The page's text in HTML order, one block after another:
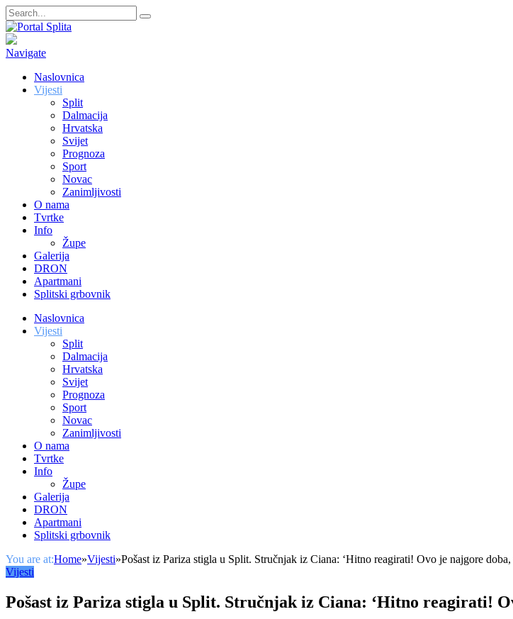
Navigate
Naslovnica
Vijesti
Split
Dalmacija
Hrvatska
Svijet
Prognoza
Sport
Novac
Zanimljivosti
O nama
Tvrtke
Info
Župe
Galerija
DRON
Apartmani
Splitski grbovnik
Naslovnica
Vijesti
Split
Dalmacija
Hrvatska
Svijet
Prognoza
Sport
Novac
Zanimljivosti
O nama
Tvrtke
Info
Župe
Galerija
DRON
Apartmani
Splitski grbovnik
You are at:Home»Vijesti»Pošast iz Pariza stigla u Split. Stručnjak iz Ciana: ‘Hitno reagirati! Ovo je najgore
Vijesti
Pošast iz Pariza stigla u Split. Stručnjak iz Ciana: ‘Hitno reagirati!